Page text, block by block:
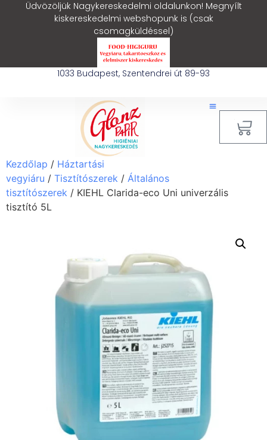
Üdvözöljük Nagykereskedelmi oldalunkon! Megnyílt
kiskereskedelmi webshopunk is (csak
csomagküldéssel)
1033 Budapest, Szentendrei út 89-93
Kezdőlap / Háztartási
vegyiáru / Tisztítószerek / Általános
tisztítószerek / KIEHL Clarida-eco Uni univerzális
tisztító 5L